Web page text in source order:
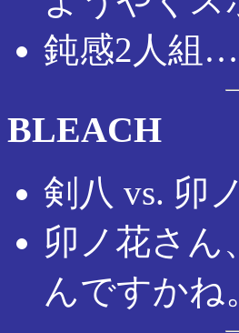
鈍感2人組
BLEACH
剣八 vs. 卯
卯ノ花さん
んですかね